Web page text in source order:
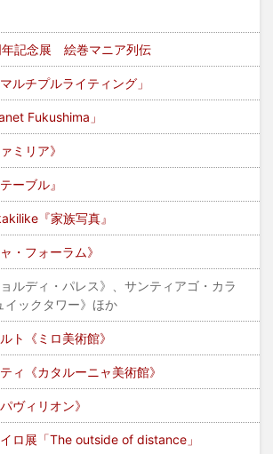
年記念展 絵巻マニア列伝
ルチプルライティング」
Fukushima」
ミリア》
ーブル』
『家族写真』
・フォーラム》
ルディ・パレス》、サンティアゴ・カラ
イックタワー》ほか
ト《ミロ美術館》
ィ《カタルーニャ美術館》
ヴィリオン》
ロ展「The outside of distance」